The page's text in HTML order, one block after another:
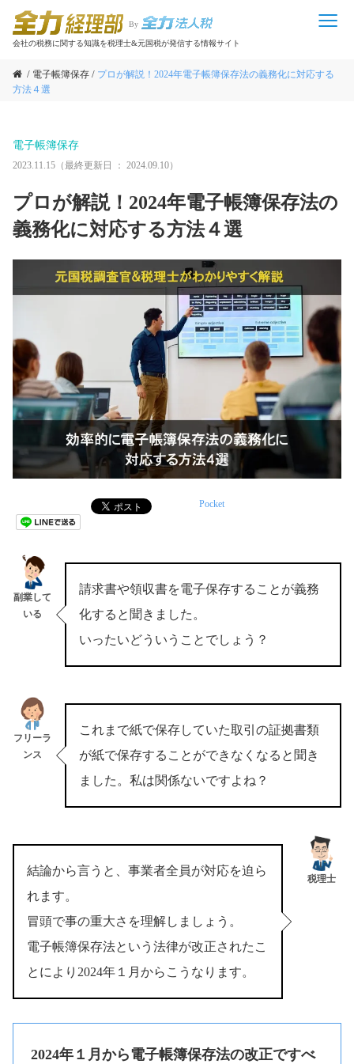
By
会社の税務に関する知識を税理士&元国税が発信する情報サイト
電子帳簿保存
プロが解説！2024年電子帳簿保存法の義務化に対応する
方法４選
電子帳簿保存
2023.11.15 （最終更新日 ： 2024.09.10）
プロが解説！2024年電子帳簿保存法の
義務化に対応する方法４選
Pocket
副業して
いる
請求書や領収書を電子保存することが義務
化すると聞きました。
いったいどういうことでしょう？
フリーラ
ンス
これまで紙で保存していた取引の証拠書類
が紙で保存することができなくなると聞き
ました。私は関係ないですよね？
結論から言うと、事業者全員が対応を迫ら
れます。
冒頭で事の重大さを理解しましょう。
電子帳簿保存法という法律が改正されたこ
とにより2024年１月からこうなります。
税理士
2024年１月から電子帳簿保存法の改正ですべ